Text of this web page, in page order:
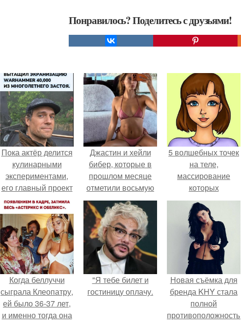
Понравилось? Поделитесь с друзьями!
Пока актёр делится
кулинарными
экспериментами,
его главный проект
сделал серьёзный
шаг вперёд.
Джастин и хейли
бибер, которые в
прошлом месяце
отметили восьмую
годовщину
помолвки, показали
новые фото с
совместного
отдыха.
5 волшебных точек
на теле,
массирование
которых
способствует
похудению?
Когда беллуччи
сыграла Клеопатру,
ей было 36-37 лет,
и именно тогда она
"Я тебе билет и
гостиницу оплачу.
Новая съёмка для
бренда KHY стала
полной
противоположностью